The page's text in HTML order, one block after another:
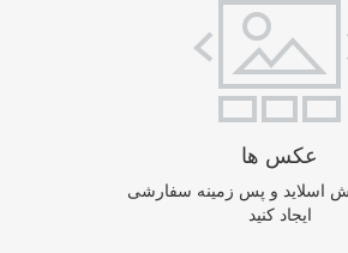
عکس ها
اسلاید و پس زمینه سفارشی
ایجاد کنید